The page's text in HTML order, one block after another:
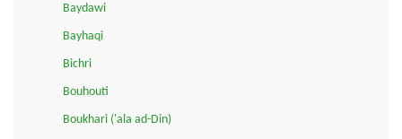
Baydawi
Bayhaqi
Bichri
Bouhouti
Boukhari ('ala ad-Din)